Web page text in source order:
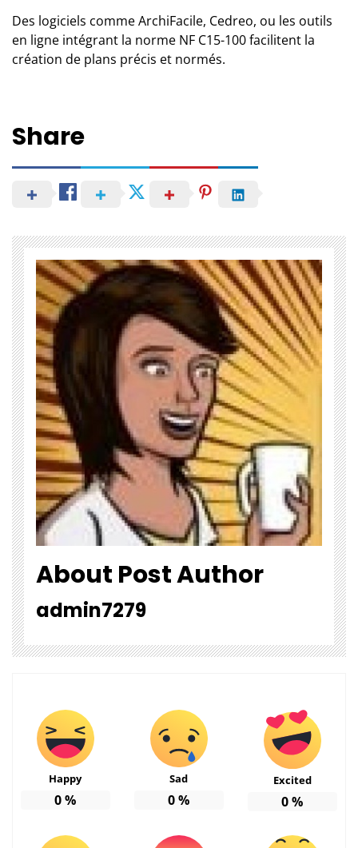
Des logiciels comme ArchiFacile, Cedreo, ou les outils
en ligne intégrant la norme NF C15-100 facilitent la
création de plans précis et normés.
Share
About Post Author
admin7279
Happy
0%
Sad
0%
Excited
0%